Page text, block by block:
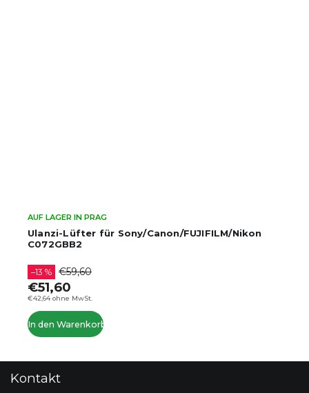
Ulanzi-Lüfter für Sony/Canon/FUJIFILM/Nikon
C072GBB2
AUF LAGER IN PRAG
€42,64 ohne MwSt.
–13 % €59,60
€51,60
In den Warenkorb
Kontakt